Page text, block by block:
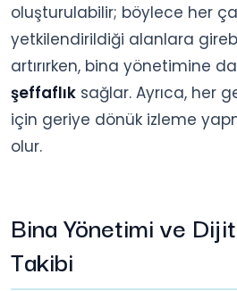
oluşturulabilir; böylece her
yetkilendirildiği alanlara
artırırken, bina yönetimine
şeffaflık sağlar. Ayrıca, her
için geriye dönük izleme
olur.
Bina Yönetimi ve
Takibi